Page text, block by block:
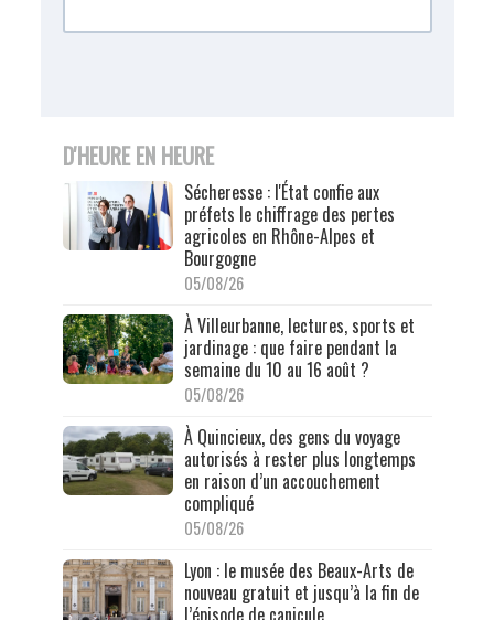
D'HEURE EN HEURE
Sécheresse : l'État confie aux
préfets le chiffrage des pertes
agricoles en Rhône-Alpes et
Bourgogne
05/08/26
À Villeurbanne, lectures, sports et
jardinage : que faire pendant la
semaine du 10 au 16 août ?
05/08/26
À Quincieux, des gens du voyage
autorisés à rester plus longtemps
en raison d’un accouchement
compliqué
05/08/26
Lyon : le musée des Beaux-Arts de
nouveau gratuit et jusqu’à la fin de